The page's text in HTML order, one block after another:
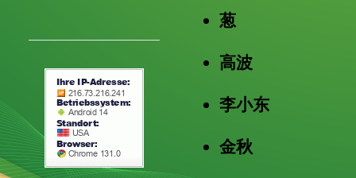
葱
高波
李小东
金秋